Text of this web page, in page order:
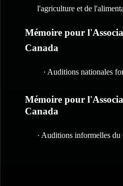
l'agriculture et de
Mémoire pour
Canada
· Auditions nationales
Mémoire pour
Canada
· Auditions informelles